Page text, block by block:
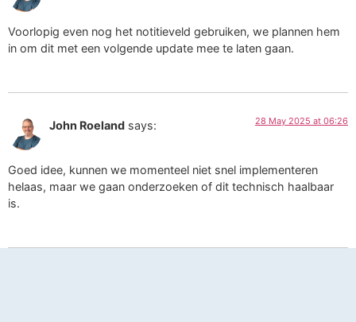
Voorlopig even nog het notitieveld gebruiken, we plannen hem
in om dit met een volgende update mee te laten gaan.
John Roeland says: 28 May 2025 at 06:26
Goed idee, kunnen we momenteel niet snel implementeren
helaas, maar we gaan onderzoeken of dit technisch haalbaar
is.